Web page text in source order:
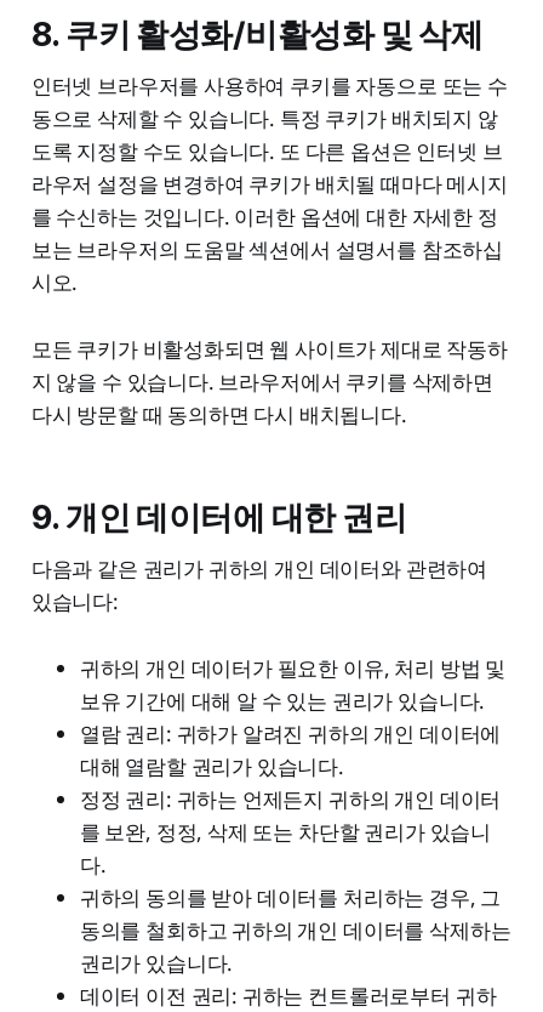
8. 쿠키 활성화/비활성화 및 삭제
인터넷 브라우저를 사용하여 쿠키를 자동으로 또는 수
동으로 삭제할 수 있습니다. 특정 쿠키가 배치되지 않
도록 지정할 수도 있습니다. 또 다른 옵션은 인터넷 브
라우저 설정을 변경하여 쿠키가 배치될 때마다 메시지
를 수신하는 것입니다. 이러한 옵션에 대한 자세한 정
보는 브라우저의 도움말 섹션에서 설명서를 참조하십
시오.
모든 쿠키가 비활성화되면 웹 사이트가 제대로 작동하
지 않을 수 있습니다. 브라우저에서 쿠키를 삭제하면
다시 방문할 때 동의하면 다시 배치됩니다.
9. 개인 데이터에 대한 권리
다음과 같은 권리가 귀하의 개인 데이터와 관련하여
있습니다:
귀하의 개인 데이터가 필요한 이유, 처리 방법 및
보유 기간에 대해 알 수 있는 권리가 있습니다.
열람 권리: 귀하가 알려진 귀하의 개인 데이터에
대해 열람할 권리가 있습니다.
정정 권리: 귀하는 언제든지 귀하의 개인 데이터
를 보완, 정정, 삭제 또는 차단할 권리가 있습니
다.
귀하의 동의를 받아 데이터를 처리하는 경우, 그
동의를 철회하고 귀하의 개인 데이터를 삭제하는
권리가 있습니다.
데이터 이전 권리: 귀하는 컨트롤러로부터 귀하